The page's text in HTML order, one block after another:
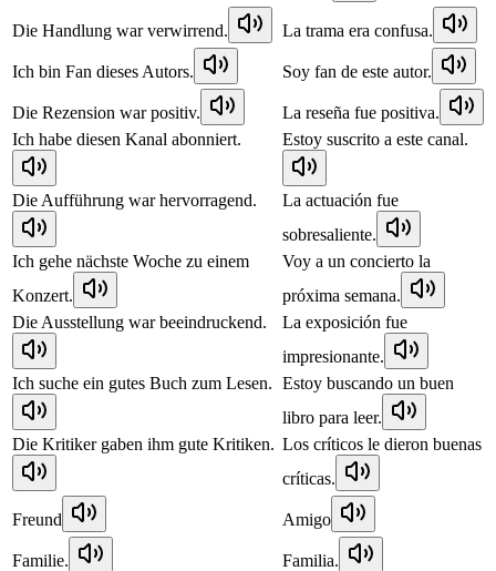
Die Handlung war verwirrend. La trama era confusa.
Ich bin Fan dieses Autors. Soy fan de este autor.
Die Rezension war positiv.
La reseña fue positiva.
Ich habe diesen Kanal abonniert.
Estoy suscrito a este canal.
Die Aufführung war hervorragend.
La actuación fue
sobresaliente.
Ich gehe nächste Woche zu einem
Konzert.
Voy a un concierto la
próxima semana.
Die Ausstellung war beeindruckend.
La exposición fue
impresionante.
Ich suche ein gutes Buch zum Lesen. Estoy buscando un buen
libro para leer.
Die Kritiker gaben ihm gute Kritiken. Los críticos le dieron buenas
críticas.
Freund Amigo
Familie.
Familia.